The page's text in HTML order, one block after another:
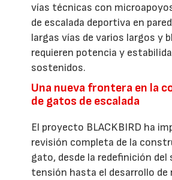
vías técnicas con
de escalada deportiva en
largas vías de varios largos y
requieren potencia y
sostenidos.
Una nueva frontera en la
de gatos de escalada
El proyecto BLACKBIRD ha
revisión completa de la
gato, desde la redefinición del
tensión hasta el desarrollo de